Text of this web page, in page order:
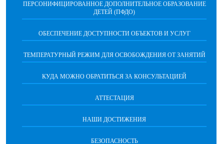
ПЕРСОНИФИЦИРОВАННОЕ ДОПОЛНИТЕЛЬНОЕ ОБРАЗОВАНИЕ
ДЕТЕЙ (ПФДО)
ОБЕСПЕЧЕНИЕ ДОСТУПНОСТИ ОБЪЕКТОВ И УСЛУГ
ТЕМПЕРАТУРНЫЙ РЕЖИМ ДЛЯ ОСВОБОЖДЕНИЯ ОТ ЗАНЯТИЙ
КУДА МОЖНО ОБРАТИТЬСЯ ЗА КОНСУЛЬТАЦИЕЙ
АТТЕСТАЦИЯ
НАШИ ДОСТИЖЕНИЯ
БЕЗОПАСНОСТЬ